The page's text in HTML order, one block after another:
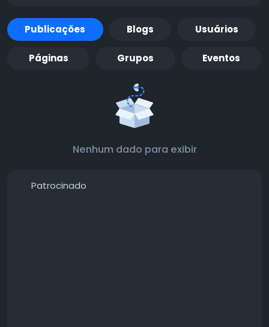
Publicações Blogs Usuários
Páginas Grupos Eventos
Nenhum dado para exibir
Patrocinado